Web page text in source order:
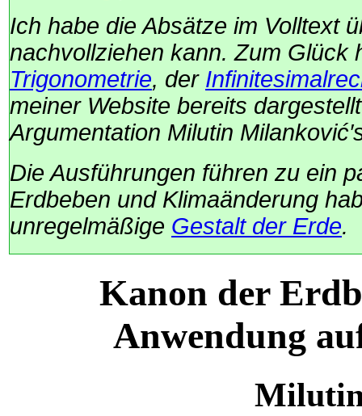
Ich habe die Absätze im Volltext
nachvollziehen kann. Zum
Trigonometrie, der
meiner Website bereits
Argumentation Milutin Milanković
Die Ausführungen führen zu ein
Erdbeben und Klimaänderung
unregelmäßige Gestalt der Erde.
Kanon der
Anwendung